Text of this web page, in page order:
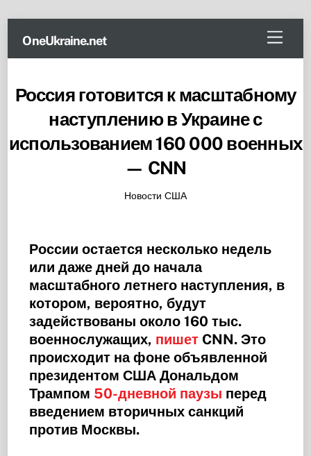
content
Menu
OneUkraine.net
Россия готовится к масштабному
наступлению в Украине с
использованием 160 000 военных
— CNN
Новости США
России остается несколько недель
или даже дней до начала
масштабного летнего наступления, в
котором, вероятно, будут
задействованы около 160 тыс.
военнослужащих, пишет CNN. Это
происходит на фоне объявленной
президентом США Дональдом
Трампом 50-дневной паузы перед
введением вторичных санкций
против Москвы.